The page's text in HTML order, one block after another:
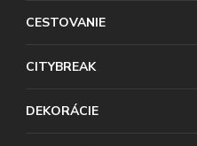
CESTOVANIE
CITYBREAK
DEKORÁCIE